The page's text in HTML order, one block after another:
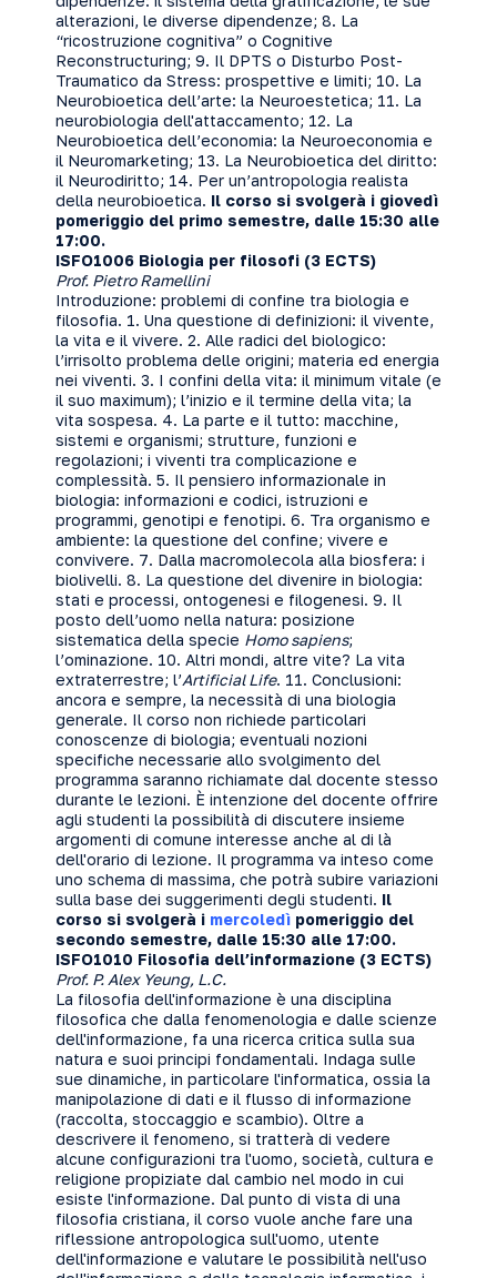
alterazioni, le diverse dipendenze; 8. La
“ricostruzione cognitiva” o Cognitive
Reconstructuring; 9. Il DPTS o Disturbo Post-
Traumatico da Stress: prospettive e limiti; 10. La
Neurobioetica dell’arte: la Neuroestetica; 11. La
neurobiologia dell'attaccamento; 12. La
Neurobioetica dell’economia: la Neuroeconomia e
il Neuromarketing; 13. La Neurobioetica del diritto:
il Neurodiritto; 14. Per un’antropologia realista
della neurobioetica. Il corso si svolgerà i giovedì
pomeriggio del primo semestre, dalle 15:30 alle
17:00.
ISFO1006 Biologia per filosofi (3 ECTS)
Prof. Pietro Ramellini
Introduzione: problemi di confine tra biologia e
filosofia. 1. Una questione di definizioni: il vivente,
la vita e il vivere. 2. Alle radici del biologico:
l’irrisolto problema delle origini; materia ed energia
nei viventi. 3. I confini della vita: il minimum vitale (e
il suo maximum); l’inizio e il termine della vita; la
vita sospesa. 4. La parte e il tutto: macchine,
sistemi e organismi; strutture, funzioni e
regolazioni; i viventi tra complicazione e
complessità. 5. Il pensiero informazionale in
biologia: informazioni e codici, istruzioni e
programmi, genotipi e fenotipi. 6. Tra organismo e
ambiente: la questione del confine; vivere e
convivere. 7. Dalla macromolecola alla biosfera: i
biolivelli. 8. La questione del divenire in biologia:
stati e processi, ontogenesi e filogenesi. 9. Il
posto dell’uomo nella natura: posizione
sistematica della specie Homo sapiens;
l’ominazione. 10. Altri mondi, altre vite? La vita
extraterrestre; l’Artificial Life. 11. Conclusioni:
ancora e sempre, la necessità di una biologia
generale. Il corso non richiede particolari
conoscenze di biologia; eventuali nozioni
specifiche necessarie allo svolgimento del
programma saranno richiamate dal docente stesso
durante le lezioni. È intenzione del docente offrire
agli studenti la possibilità di discutere insieme
argomenti di comune interesse anche al di là
dell'orario di lezione. Il programma va inteso come
uno schema di massima, che potrà subire variazioni
sulla base dei suggerimenti degli studenti. Il
corso si svolgerà i mercoledì pomeriggio del
secondo semestre, dalle 15:30 alle 17:00.
ISFO1010 Filosofia dell’informazione (3 ECTS)
Prof. P. Alex Yeung, L.C.
La filosofia dell'informazione è una disciplina
filosofica che dalla fenomenologia e dalle scienze
dell'informazione, fa una ricerca critica sulla sua
natura e suoi principi fondamentali. Indaga sulle
sue dinamiche, in particolare l'informatica, ossia la
manipolazione di dati e il flusso di informazione
(raccolta, stoccaggio e scambio). Oltre a
descrivere il fenomeno, si tratterà di vedere
alcune configurazioni tra l'uomo, società, cultura e
religione propiziate dal cambio nel modo in cui
esiste l'informazione. Dal punto di vista di una
filosofia cristiana, il corso vuole anche fare una
riflessione antropologica sull'uomo, utente
dell'informazione e valutare le possibilità nell'uso